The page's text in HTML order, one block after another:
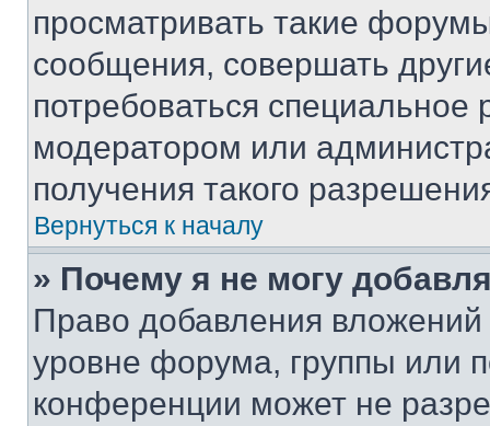
просматривать такие
сообщения, совершать
потребоваться
модератором или
получения такого
Вернуться к началу
» Почему я не могу
Право добавления
уровне форума, группы или
конференции может не